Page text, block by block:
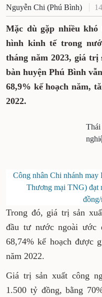
Nguyễn Chi (Phú Bình)
Mặc dù gặp nhiều
hình kinh tế trong
tháng năm 2023, giá trị
bàn huyện Phú Bình
68,9% kế hoạch năm,
2022.
Thái
Công nhân Chi nhánh
Thương mại TNG) đạt
Trong đó, giá trị sản
đầu tư nước ngoài ước
68,74% kế hoạch được
năm 2022.
Giá trị sản xuất công
1.500 tỷ đồng, bằng